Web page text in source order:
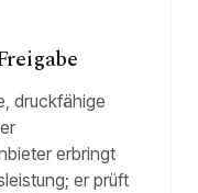
druckfähige
erbringt
er prüft